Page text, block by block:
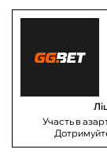
Участь в